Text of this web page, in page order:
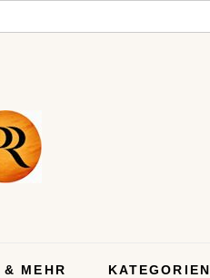
MEHR KATEGORIEN